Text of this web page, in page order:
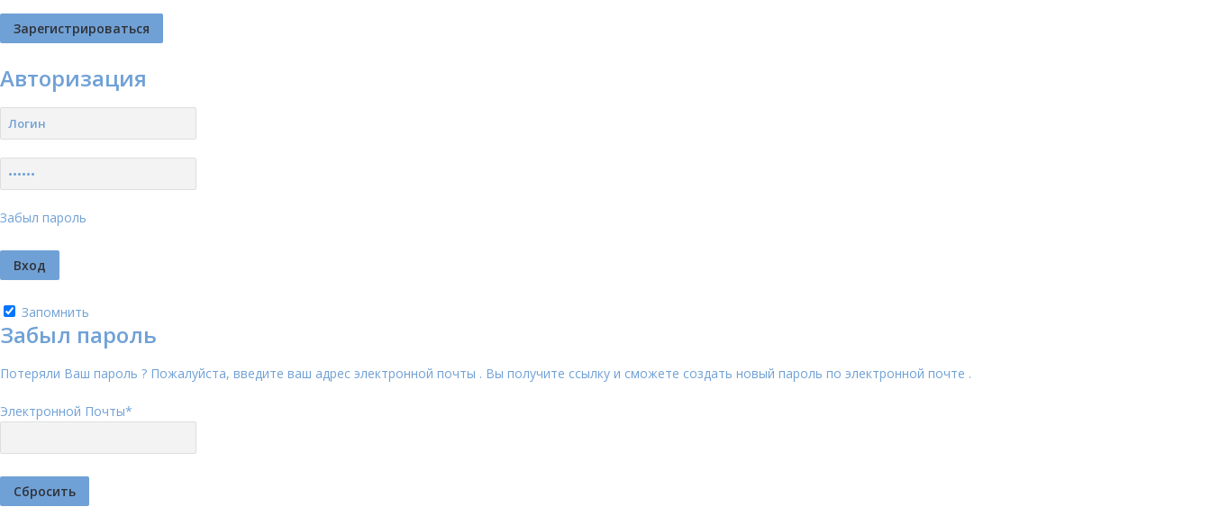
Авторизация
Забыл пароль
Запомнить
Забыл пароль
Потеряли Ваш пароль ? Пожалуйста, введите ваш адрес электронной почты . Вы получите ссылку и сможете создать новый пароль по электронной почте .
Электронной Почты*